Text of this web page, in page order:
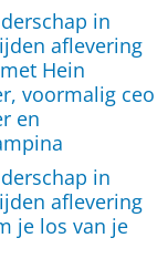
in
aflevering
Hein
voormalig ceo
en
in
aflevering
je los van je